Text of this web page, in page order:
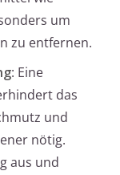
um
zu entfernen.
: Eine
das
und
nötig.
aus und